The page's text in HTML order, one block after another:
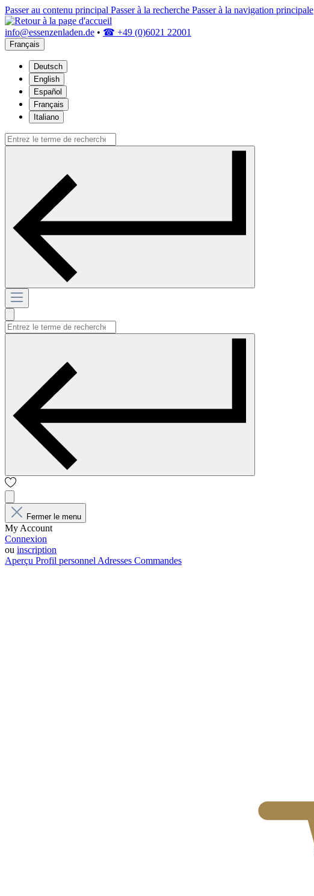
Passer au contenu principal Passer à la recherche Passer à la navigation principale
info@essenzenladen.de • ☎ +49 (0)6021 22001
Français
Deutsch
English
Español
Français
Italiano
Fermer le menu
My Account
Connexion
ou inscription
Aperçu Profil personnel Adresses Commandes